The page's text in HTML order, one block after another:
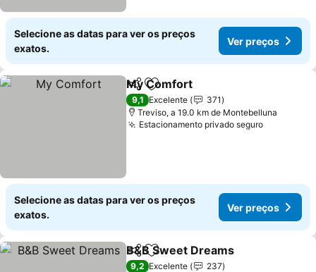
Selecione as datas para ver os preços
exatos.
Ver preços
PartilharAdicionar aos favoritos
My Comfort
9,1 Excelente
371
Treviso, a 19.0 km de Montebelluna
Estacionamento privado seguroVer
Selecione as datas para ver os preços
exatos.
Ver preços
PartilharAdicionar aos favoritos
B&B Sweet Dreams
9,2 Excelente
237